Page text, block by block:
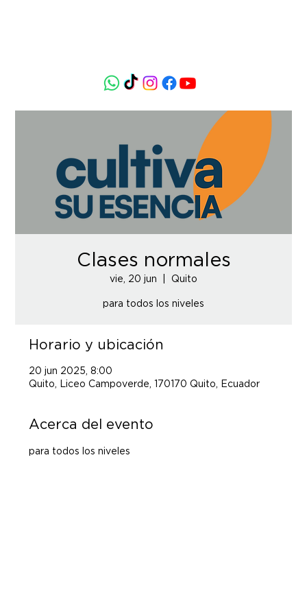
Clases normales
vie, 20 jun Quito
para todos los niveles
Horario y ubicación
20 jun 2025, 8:00
Quito, Liceo Campoverde, 170170 Quito, Ecuador
Acerca del evento
para todos los niveles